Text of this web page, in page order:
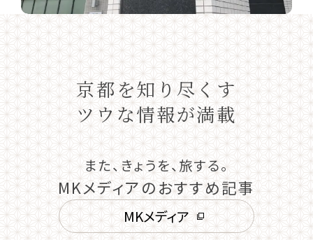
京都を知り尽くす
ツウな情報が満載
また、きょうを、旅する。
MKメディアのおすすめ記事
MKメディア